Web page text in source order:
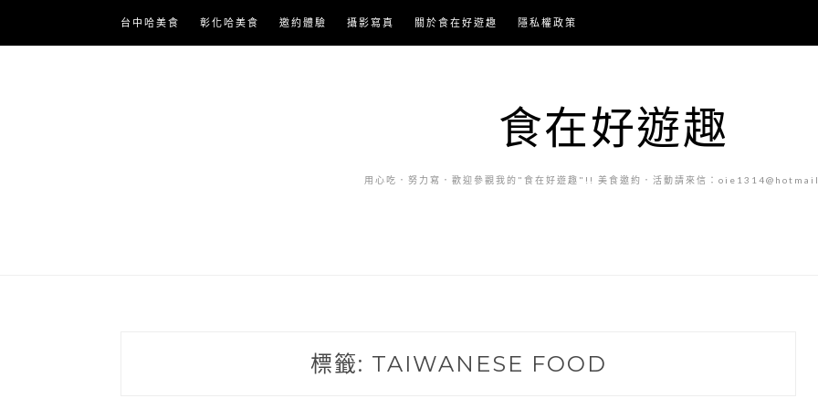
content
台中哈美食 彰化哈美食 邀約體驗 攝影寫真 關於食在好遊趣 隱私權政策
食在好遊趣
用心吃．努力寫．歡迎參觀我的"食在好遊趣"!! 美食邀約．活動請來信：
標籤: TAIWANESE FOOD